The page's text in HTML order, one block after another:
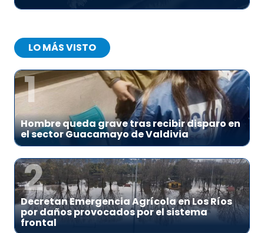
LO MÁS VISTO
1
Hombre queda grave tras recibir disparo en
el sector Guacamayo de Valdivia
2
Decretan Emergencia Agrícola en Los Ríos
por daños provocados por el sistema
frontal